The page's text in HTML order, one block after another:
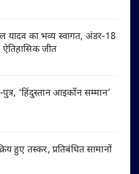
यादव का भव्य स्वागत, अंडर-18
जीत
‘हिंदुस्तान आइकॉन सम्मान’
हुए तस्कर, प्रतिबंधित सामानों